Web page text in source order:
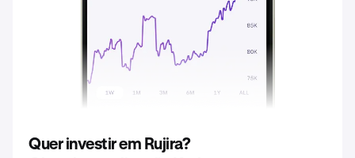
Quer investir em Rujira?